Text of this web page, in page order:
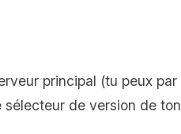
principal (tu peux par
sélecteur de version de ton